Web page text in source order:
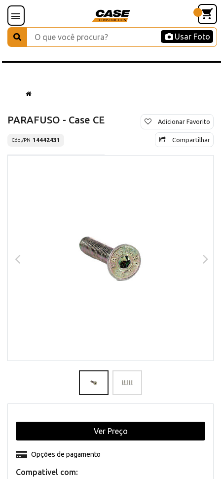
Usar Foto
PARAFUSO - Case CE
Cód./PN 14442431
Adicionar Favorito
Compartilhar
Compativel com:
Opções de pagamento
Ver Preço